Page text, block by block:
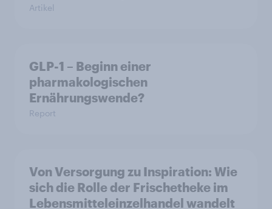
Artikel
GLP-1 – Beginn einer
pharmakologischen
Ernährungswende?
Report
Von Versorgung zu Inspiration: Wie
sich die Rolle der Frischetheke im
Lebensmitteleinzelhandel wandelt